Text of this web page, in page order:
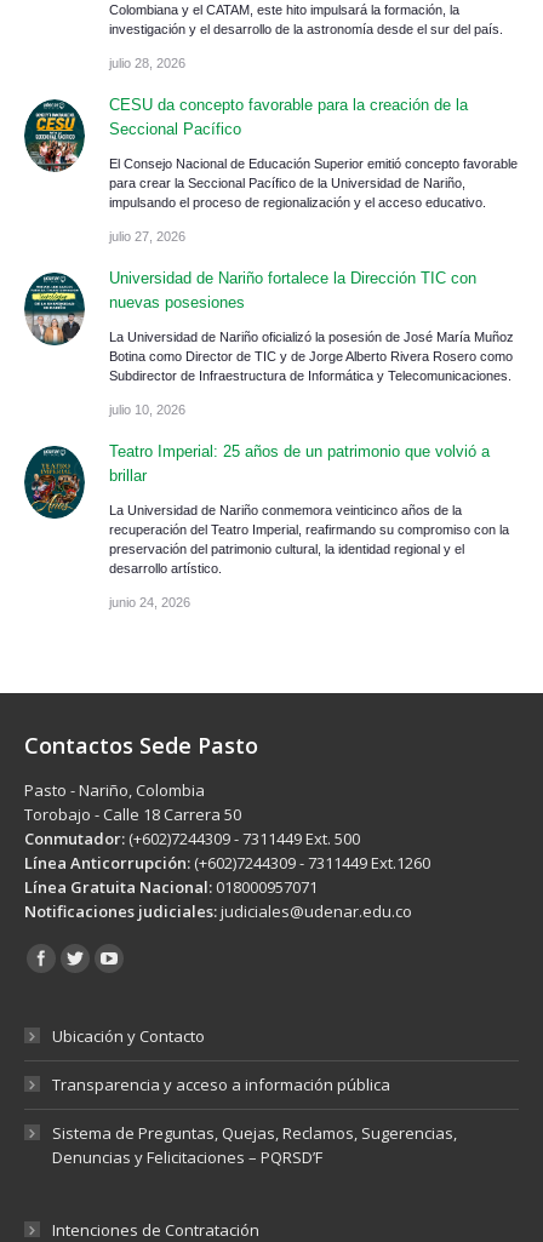
Colombiana y el CATAM, este hito impulsará la formación, la
investigación y el desarrollo de la astronomía desde el sur del país.
julio 28, 2026
CESU da concepto favorable para la creación de la
Seccional Pacífico
El Consejo Nacional de Educación Superior emitió concepto favorable
para crear la Seccional Pacífico de la Universidad de Nariño,
impulsando el proceso de regionalización y el acceso educativo.
julio 27, 2026
Universidad de Nariño fortalece la Dirección TIC con
nuevas posesiones
La Universidad de Nariño oficializó la posesión de José María Muñoz
Botina como Director de TIC y de Jorge Alberto Rivera Rosero como
Subdirector de Infraestructura de Informática y Telecomunicaciones.
julio 10, 2026
Teatro Imperial: 25 años de un patrimonio que volvió a
brillar
La Universidad de Nariño conmemora veinticinco años de la
recuperación del Teatro Imperial, reafirmando su compromiso con la
preservación del patrimonio cultural, la identidad regional y el
desarrollo artístico.
junio 24, 2026
Contactos Sede Pasto
Pasto - Nariño, Colombia
Torobajo - Calle 18 Carrera 50
Conmutador: (+602)7244309 - 7311449 Ext. 500
Línea Anticorrupción: (+602)7244309 - 7311449 Ext.1260
Línea Gratuita Nacional: 018000957071
Notificaciones judiciales:judiciales@udenar.edu.co
Encuéntranos en:
Ubicación y Contacto
Transparencia y acceso a información pública
Sistema de Preguntas, Quejas, Reclamos, Sugerencias,
Denuncias y Felicitaciones – PQRSD’F
Intenciones de Contratación